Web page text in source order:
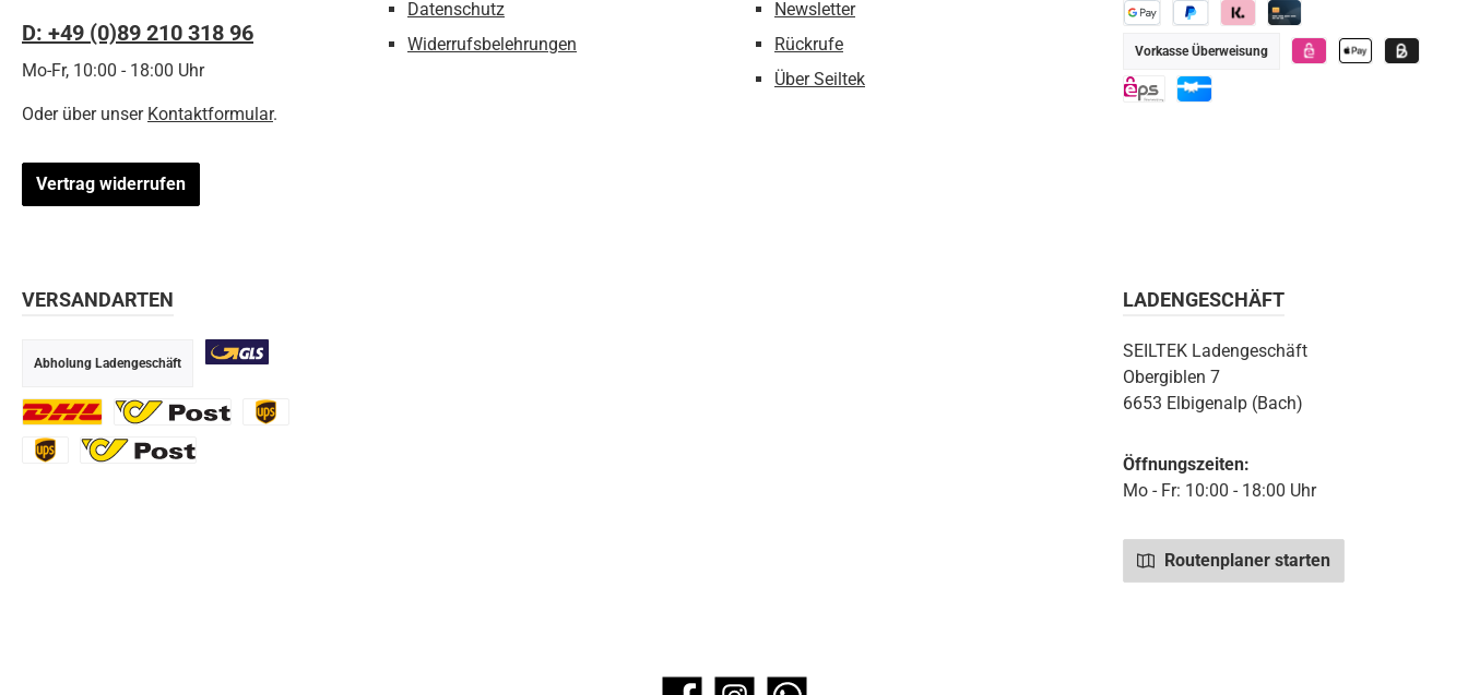
D: +49 (0)89 210 318 96
Mo-Fr, 10:00 - 18:00 Uhr
Oder über unser Kontaktformular.
Vertrag widerrufen
Datenschutz
Widerrufsbelehrungen
Newsletter
Rückrufe
Über Seiltek
PayPal Kredit-/Debitkarte
Vorkasse Überweisung
Google Pay
VERSANDARTEN
Abholung Ladengeschäft
DHL Ö-Post
LADENGESCHÄFT
SEILTEK Ladengeschäft
Obergiblen 7
6653 Elbigenalp (Bach)
Öffnungszeiten:
Mo - Fr: 10:00 - 18:00 Uhr
Routenplaner starten